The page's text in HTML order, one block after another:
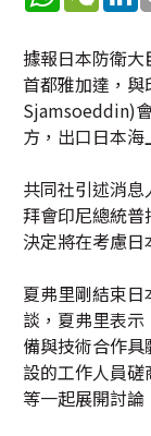
據報日本防衛
首都雅加達，
Sjamsoeddin)
方，出口日本海
共同社引述消
拜會印尼總統
決定將在考慮日
夏弗里剛結束
談，夏弗里表
備與技術合作
設的工作人員
等一起展開討論